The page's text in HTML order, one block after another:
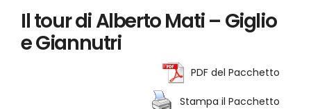
Il tour di Alberto Mati – Giglio
e Giannutri
PDF del Pacchetto
Stampa il Pacchetto